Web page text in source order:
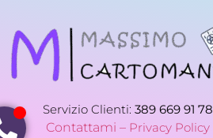
Servizio Clienti: 389 669 91 78
Contattami – Privacy Policy